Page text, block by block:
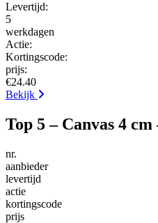
Levertijd:
5
werkdagen
Actie:
Kortingscode:
prijs:
€24.40
Bekijk
Top 5 – Canvas 4
nr.
aanbieder
levertijd
actie
kortingscode
prijs